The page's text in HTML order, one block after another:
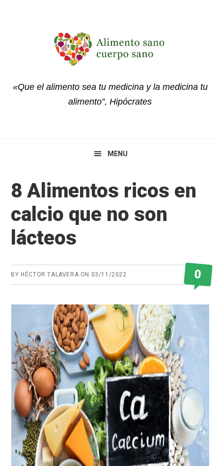
«Que el alimento sea tu medicina y la medicina tu
alimento”, Hipócrates
MENU
8 Alimentos ricos en
calcio que no son
lácteos
BY HÉCTOR TALAVERA ON 03/11/2022 0